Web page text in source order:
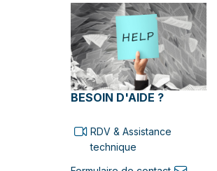
BESOIN D'AIDE ?
RDV & Assistance
technique